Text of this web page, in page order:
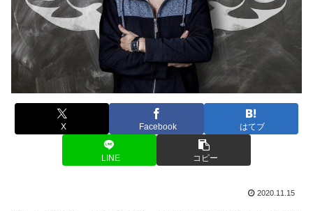
X Facebook はてブ
LINE コピー
2020.11.15